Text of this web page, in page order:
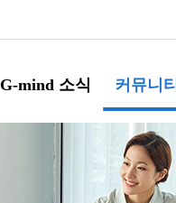
G-mind 소식 커뮤니티